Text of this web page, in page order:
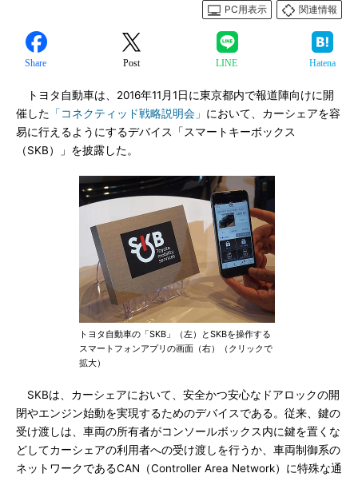
PC用表示
関連情報
Share Post LINE Hatena
トヨタ自動車は、2016年11月1日に東京都内で報道陣向けに開
催した 「コネクティッド戦略説明会」 において、カーシェアを容
易に行えるようにするデバイス「スマートキーボックス
（SKB）」を披露した。
トヨタ自動車の「SKB」（左）とSKBを操作する
スマートフォンアプリの画面（右）（クリックで
拡大）
SKBは、カーシェアにおいて、安全かつ安心なドアロックの開
閉やエンジン始動を実現するためのデバイスである。従来、鍵の
受け渡しは、車両の所有者がコンソールボックス内に鍵を置くな
どしてカーシェアの利用者への受け渡しを行うか、車両制御系の
ネットワークであるCAN（Controller Area Network）に特殊な通